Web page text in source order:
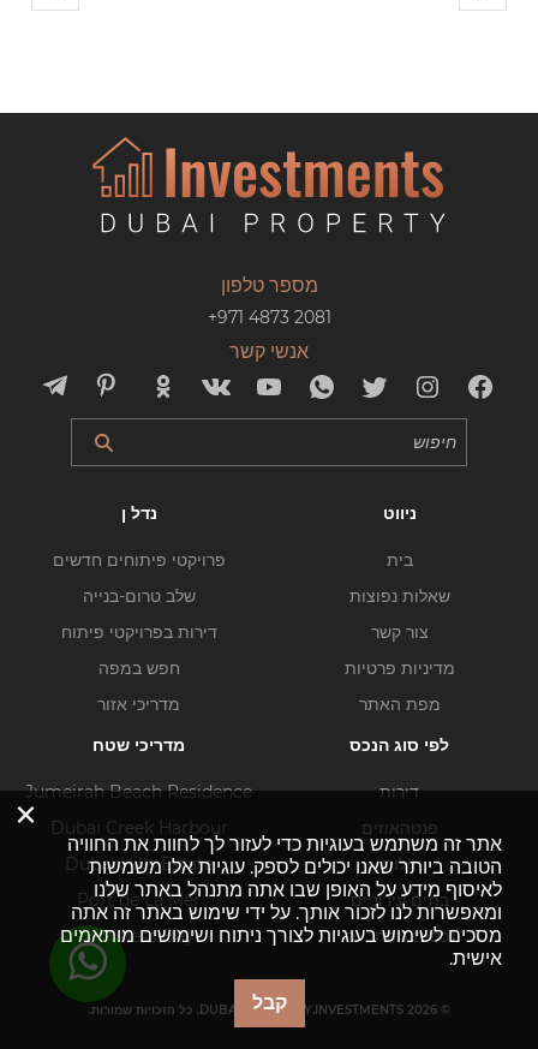
מספר טלפון
+971 4873 2081
אנשי קשר
ניווט
בית
שאלות נפוצות
צור קשר
מדיניות פרטיות
מפת האתר
נדל ן
פרויקטי פיתוחים חדשים
שלב טרום-בנייה
דירות בפרויקטי פיתוח
חפש במפה
מדריכי אזור
לפי סוג הנכס
דירות
פנטהאוזים
וילות
בתים עירוניים
נכסים מסחריים
מדריכי שטח
Jumeirah Beach Residence
Dubai Creek Harbour
Dubai Hills Estate
Port de La Mer
Business Bay
© DUBAI-PROPERTY.INVESTMENTS 2026. כל הזכויות שמורות.
×
אתר זה משתמש בעוגיות כדי לעזור לך לחוות את החוויה
הטובה ביותר שאנו יכולים לספק. עוגיות אלו משמשות
לאיסוף מידע על האופן שבו אתה מתנהל באתר שלנו
ומאפשרות לנו לזכור אותך. על ידי שימוש באתר זה אתה
מסכים לשימוש בעוגיות לצורך ניתוח ושימושים מותאמים
אישית.
קבל